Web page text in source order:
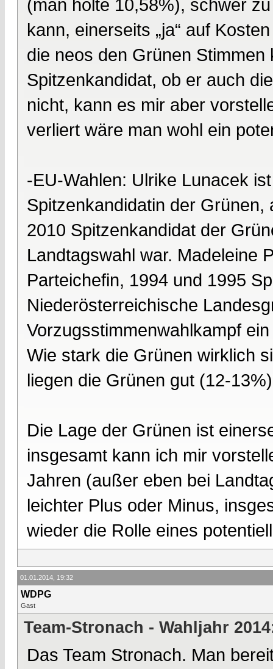
(man holte 10,58%), schwer
kann, einerseits „ja“ auf
die neos den Grünen
Spitzenkandidat, ob er auch
nicht, kann es mir aber
verliert wäre man wohl ein
-EU-Wahlen: Ulrike Lunacek
Spitzenkandidatin der
2010 Spitzenkandidat der
Landtagswahl war. Madeleine
Parteichefin, 1994 und 1995
Niederösterreichische
Vorzugsstimmenwahlkampf
Wie stark die Grünen wirklich
liegen die Grünen gut (12-
Die Lage der Grünen ist
insgesamt kann ich mir
Jahren (außer eben bei
leichter Plus oder Minus,
wieder die Rolle eines
01.01.2014, 19:32
WDPG
Gast
Team-Stronach - Wahljahr
Das Team Stronach. Man